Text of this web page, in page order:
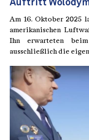
Auftritt
Am 16. Oktober 2025
amerikanischen
Ihn erwarteten
ausschließlich die